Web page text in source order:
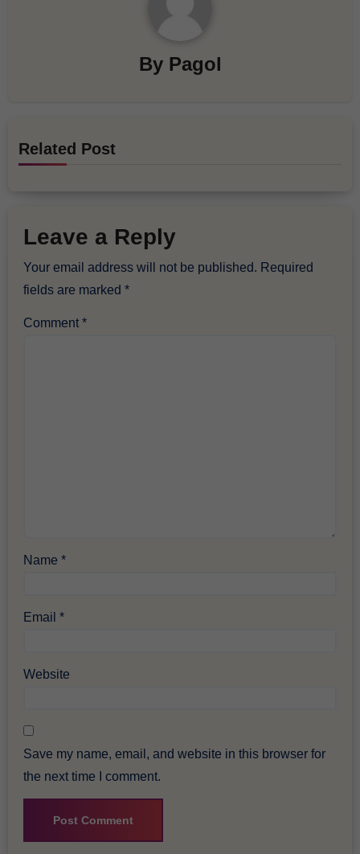
By Pagol
Related Post
Leave a Reply
Your email address will not be published. Required
fields are marked*
Comment*
Name*
Email*
Website
Save my name, email, and website in this browser for
the next time I comment.